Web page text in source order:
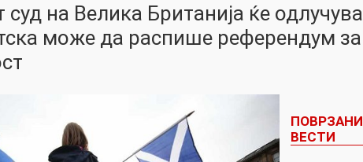
суд на Велика Британија ќе одлучува
може да распише референдум за
ПОВРЗАНИ
ВЕСТИ